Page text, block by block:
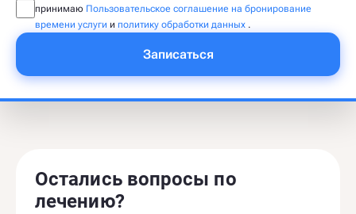
принимаю Пользовательское соглашение на бронирование
времени услуги и политику обработки данных .
Записаться
Остались вопросы по
лечению?